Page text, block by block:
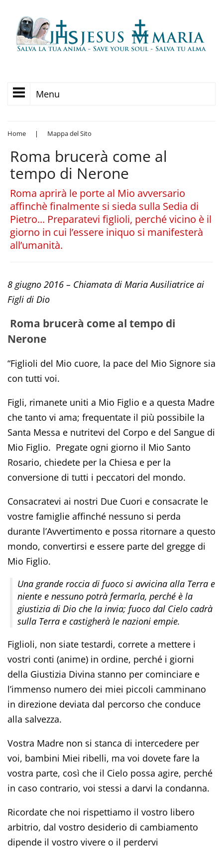
Menu
Home | Mappa del Sito
Roma brucerà come al
tempo di Nerone
Roma aprirà le porte al Mio avversario
affinchè finalmente si sieda sulla Sedia di
Pietro... Preparatevi figlioli, perché vicino è il
giorno in cui l’essere iniquo si manifesterà
all’umanità.
8 giugno 2016 – Chiamata di Maria Ausiliatrice ai
Figli di Dio
Roma brucerà come al tempo di
Nerone
“Figlioli del Mio cuore, la pace del Mio Signore sia
con tutti voi.
Figli, rimanete uniti a Mio Figlio e a questa Madre
che tanto vi ama; frequentate il più possibile la
Santa Messa e nutritevi del Corpo e del Sangue di
Mio Figlio. Pregate ogni giorno il Mio Santo
Rosario, chiedete per la Chiesa e per la
conversione di tutti i peccatori del mondo.
Consacratevi ai nostri Due Cuori e consacrate le
vostre famiglie affinché nessuno si perda
durante l’Avvertimento e possa ritornare a questo
mondo, convertirsi e essere parte del gregge di
Mio Figlio.
Una grande roccia di fuoco si avvicina alla Terra e
niente e nessuno potrà fermarla, perché è la
giustizia di Dio che la invia; fuoco dal Cielo cadrà
sulla Terra e castigherà le nazioni empie.
Figlioli, non siate testardi, correte a mettere i
vostri conti (anime) in ordine, perché i giorni
della Giustizia Divina stanno per cominciare e
l’immenso numero dei miei piccoli camminano
in direzione deviata dal percorso che conduce
alla salvezza.
Vostra Madre non si stanca di intercedere per
voi, bambini Miei ribelli, ma voi dovete fare la
vostra parte, così che il Cielo possa agire, perché
in caso contrario, voi stessi a darvi la condanna.
Ricordate che noi rispettiamo il vostro libero
arbitrio, dal vostro desiderio di cambiamento
dipende il vostro vivere o il perdervi